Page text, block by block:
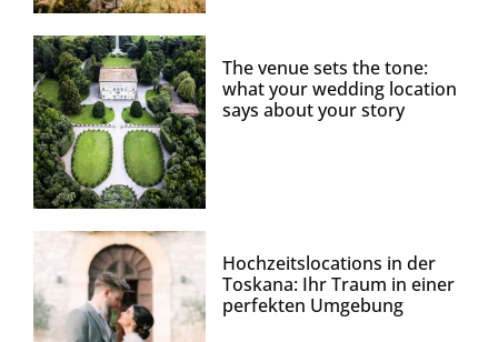
The venue sets the tone:
what your wedding location
says about your story
Hochzeitslocations in der
Toskana: Ihr Traum in einer
perfekten Umgebung